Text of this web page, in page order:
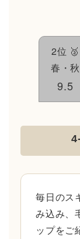
2位 🥈
春・秋
9.5
毎日のス
み込み、
ップをご